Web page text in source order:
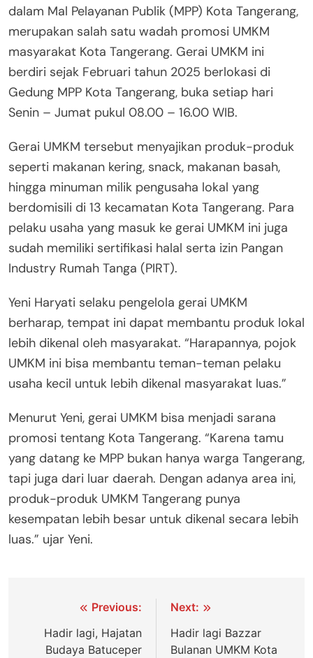
dalam Mal Pelayanan Publik (MPP) Kota Tangerang,
merupakan salah satu wadah promosi UMKM
masyarakat Kota Tangerang. Gerai UMKM ini
berdiri sejak Februari tahun 2025 berlokasi di
Gedung MPP Kota Tangerang, buka setiap hari
Senin – Jumat pukul 08.00 – 16.00 WIB.
Gerai UMKM tersebut menyajikan produk-produk
seperti makanan kering, snack, makanan basah,
hingga minuman milik pengusaha lokal yang
berdomisili di 13 kecamatan Kota Tangerang. Para
pelaku usaha yang masuk ke gerai UMKM ini juga
sudah memiliki sertifikasi halal serta izin Pangan
Industry Rumah Tanga (PIRT).
Yeni Haryati selaku pengelola gerai UMKM
berharap, tempat ini dapat membantu produk lokal
lebih dikenal oleh masyarakat. “Harapannya, pojok
UMKM ini bisa membantu teman-teman pelaku
usaha kecil untuk lebih dikenal masyarakat luas.”
Menurut Yeni, gerai UMKM bisa menjadi sarana
promosi tentang Kota Tangerang. “Karena tamu
yang datang ke MPP bukan hanya warga Tangerang,
tapi juga dari luar daerah. Dengan adanya area ini,
produk-produk UMKM Tangerang punya
kesempatan lebih besar untuk dikenal secara lebih
luas.” ujar Yeni.
Navigasi
pos
Previous:
Hadir lagi, Hajatan
Budaya Batuceper
Next:
Hadir lagi Bazzar
Bulanan UMKM Kota